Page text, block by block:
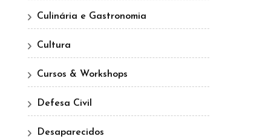
Culinária e Gastronomia
Cultura
Cursos & Workshops
Defesa Civil
Desaparecidos